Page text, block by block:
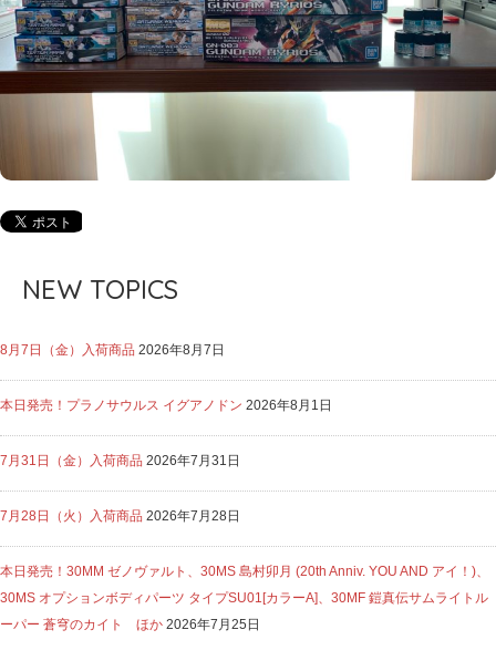
NEW TOPICS
8月7日（金）入荷商品 2026年8月7日
本日発売！プラノサウルス イグアノドン 2026年8月1日
7月31日（金）入荷商品 2026年7月31日
7月28日（火）入荷商品 2026年7月28日
本日発売！30MM ゼノヴァルト、30MS 島村卯月 (20th Anniv. YOU AND アイ！)、
30MS オプションボディパーツ タイプSU01[カラーA]、30MF 鎧真伝サムライトル
ーパー 蒼穹のカイト ほか 2026年7月25日